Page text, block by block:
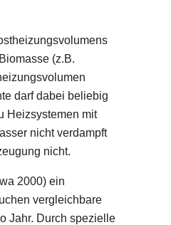
(z.B.
darf dabei beliebig
Heizsystemen mit
nicht verdampft
nicht.
2000) ein
vergleichbare
Jahr. Durch spezielle